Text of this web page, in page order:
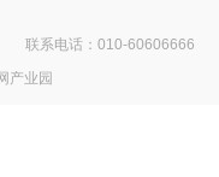
联系电话：010-60606666
产业园